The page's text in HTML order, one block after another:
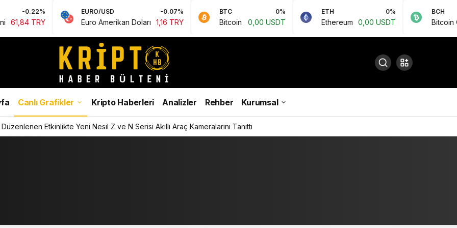
-0.22%
TRY
EURO/USD -0.07%
Euro Amerikan Doları 1,16 TRY
BTC
Bitcoin 0,00 USDT
ETH
Ethereum 0,00 USDT
BCH
Bitcoin Cash
Canlı Grafikler Kripto Haberleri Analizler Rehber Kurumsal
Etkinlikte Yeni Nesil Z ve N Serisi Akıllı Araç Kameralarını Tanıttı